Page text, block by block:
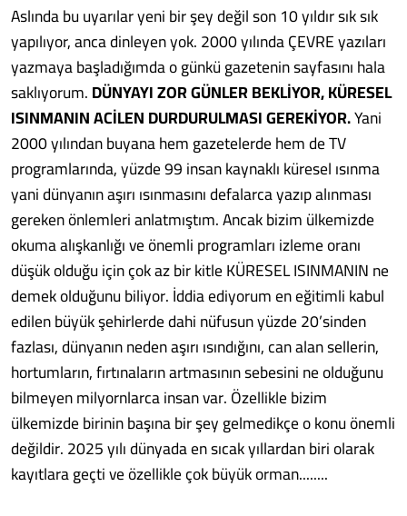
Aslında bu uyarılar yeni bir şey değil son 10 yıldır sık sık
yapılıyor, anca dinleyen yok. 2000 yılında ÇEVRE yazıları
yazmaya başladığımda o günkü gazetenin sayfasını hala
saklıyorum.DÜNYAYI ZOR GÜNLER BEKLİYOR, KÜRESEL
ISINMANIN ACİLEN DURDURULMASI GEREKİYOR.Yani
2000 yılından buyana hem gazetelerde hem de TV
programlarında, yüzde 99 insan kaynaklı küresel ısınma
yani dünyanın aşırı ısınmasını defalarca yazıp alınması
gereken önlemleri anlatmıştım. Ancak bizim ülkemizde
okuma alışkanlığı ve önemli programları izleme oranı
düşük olduğu için çok az bir kitle KÜRESEL ISINMANIN ne
demek olduğunu biliyor. İddia ediyorum en eğitimli kabul
edilen büyük şehirlerde dahi nüfusun yüzde 20’sinden
fazlası, dünyanın neden aşırı ısındığını, can alan sellerin,
hortumların, fırtınaların artmasının sebesini ne olduğunu
bilmeyen milyornlarca insan var. Özellikle bizim
ülkemizde birinin başına bir şey gelmedikçe o konu önemli
değildir. 2025 yılı dünyada en sıcak yıllardan biri olarak
kayıtlara geçti ve özellikle çok büyük orman........